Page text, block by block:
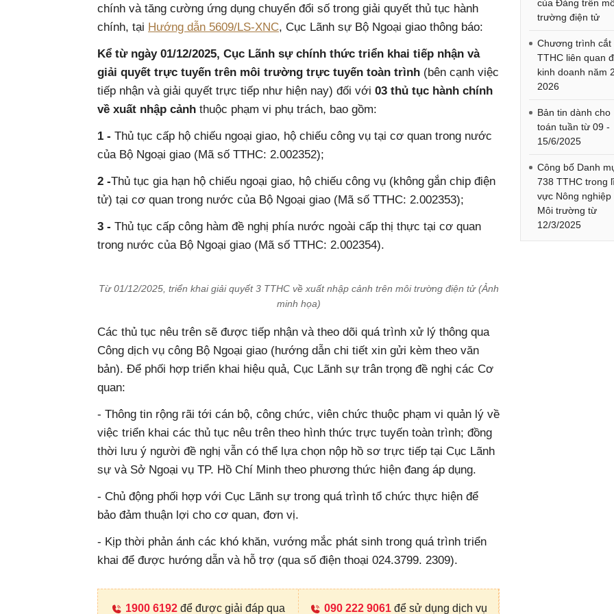
chính và tăng cường ứng dụng chuyển đổi số trong giải quyết thủ tục hành
chính, tại Hướng dẫn 5609/LS-XNC, Cục Lãnh sự Bộ Ngoại giao thông báo:
Kể từ ngày 01/12/2025, Cục Lãnh sự chính thức triển khai tiếp nhận và
giải quyết trực tuyến trên môi trường trực tuyến toàn trình (bên cạnh việc
tiếp nhận và giải quyết trực tiếp như hiện nay) đối với 03 thủ tục hành chính
về xuất nhập cảnh thuộc phạm vi phụ trách, bao gồm:
1 - Thủ tục cấp hộ chiếu ngoại giao, hộ chiếu công vụ tại cơ quan trong nước
của Bộ Ngoại giao (Mã số TTHC: 2.002352);
2 -Thủ tục gia hạn hộ chiếu ngoại giao, hộ chiếu công vụ (không gắn chip điện
tử) tại cơ quan trong nước của Bộ Ngoại giao (Mã số TTHC: 2.002353);
3 - Thủ tục cấp công hàm đề nghị phía nước ngoài cấp thị thực tại cơ quan
trong nước của Bộ Ngoại giao (Mã số TTHC: 2.002354).
Từ 01/12/2025, triển khai giải quyết 3 TTHC về xuất nhập cảnh trên môi trường điện tử (Ảnh
minh họa)
Các thủ tục nêu trên sẽ được tiếp nhận và theo dõi quá trình xử lý thông qua
Công dịch vụ công Bộ Ngoại giao (hướng dẫn chi tiết xin gửi kèm theo văn
bản). Để phối hợp triển khai hiệu quả, Cục Lãnh sự trân trọng đề nghị các Cơ
quan:
- Thông tin rộng rãi tới cán bộ, công chức, viên chức thuộc phạm vi quản lý về
việc triển khai các thủ tục nêu trên theo hình thức trực tuyến toàn trình; đồng
thời lưu ý người đề nghị vẫn có thể lựa chọn nộp hồ sơ trực tiếp tại Cục Lãnh
sự và Sở Ngoại vụ TP. Hồ Chí Minh theo phương thức hiện đang áp dụng.
- Chủ động phối hợp với Cục Lãnh sự trong quá trình tổ chức thực hiện để
bảo đảm thuận lợi cho cơ quan, đơn vị.
- Kịp thời phản ánh các khó khăn, vướng mắc phát sinh trong quá trình triển
khai để được hướng dẫn và hỗ trợ (qua số điện thoại 024.3799. 2309).
1900 6192 để được giải đáp qua 090 222 9061 để sử dụng dịch vụ
của Đảng trên
trường điện tử
Chương trình cắt
TTHC liên quan
kinh doanh năm
2026
Bản tin dành cho
toán tuần từ 09 -
15/6/2025
Công bố Danh
738 TTHC trong
vực Nông nghiệp
Môi trường từ
12/3/2025